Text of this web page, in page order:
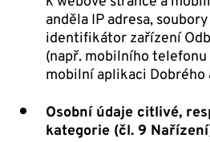
anděla IP adresa,
identifikátor zařízení
(např. mobilního
mobilní aplikaci Dobrého
Osobní údaje citlivé,
kategorie (čl. 9